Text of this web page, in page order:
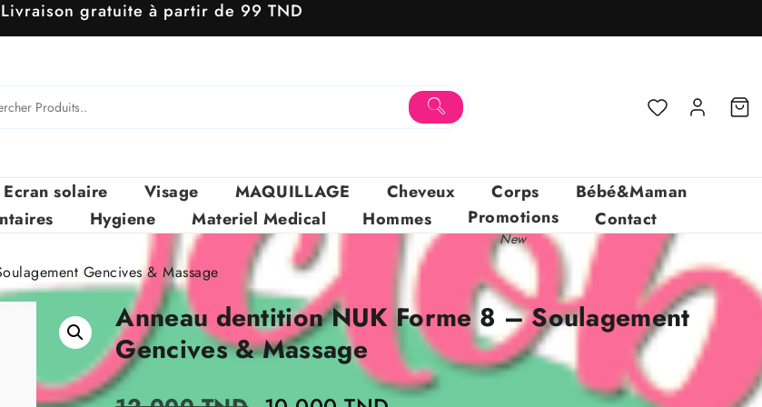
Livraison gratuite à partir de 99 TND
Ecran solaire Visage MAQUILLAGE Cheveux Corps
Bébé&Maman
Hygiene Materiel Medical Hommes Promotions
New
Contact
Gencives & Massage
Anneau dentition NUK Forme 8 – Soulagement
Gencives & Massage